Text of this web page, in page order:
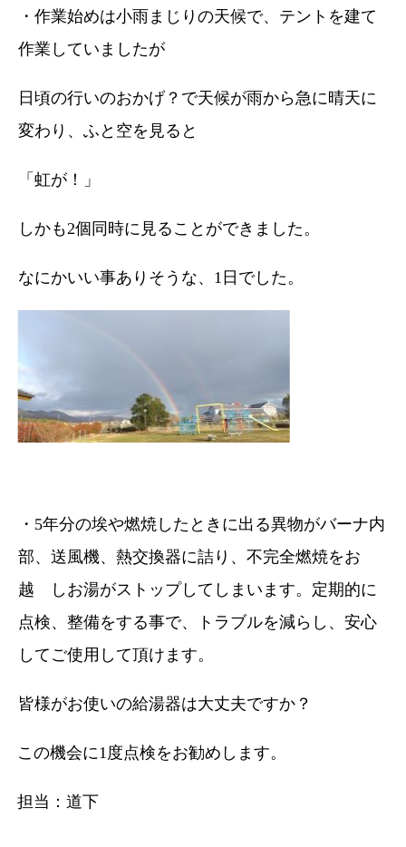
・作業始めは小雨まじりの天候で、テントを建て
作業していましたが
日頃の行いのおかげ？で天候が雨から急に晴天に
変わり、ふと空を見ると
「虹が！」
しかも2個同時に見ることができました。
なにかいい事ありそうな、1日でした。
・5年分の埃や燃焼したときに出る異物がバーナ内
部、送風機、熱交換器に詰り、不完全燃焼をお
越 しお湯がストップしてしまいます。定期的に
点検、整備をする事で、トラブルを減らし、安心
してご使用して頂けます。
皆様がお使いの給湯器は大丈夫ですか？
この機会に1度点検をお勧めします。
担当：道下